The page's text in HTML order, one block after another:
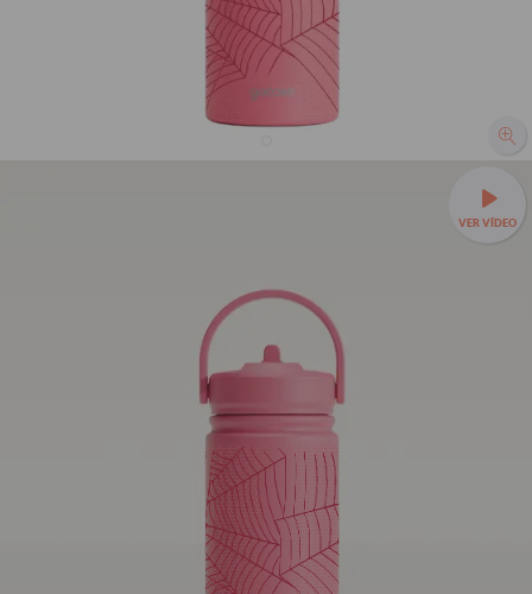
VER VÍDEO
3x de R$49,97 sem juros
avaliações
Leve sua bebida para todo lugar —
Garrafa Térmica Mini a
❄️Até 24h gelada e cabe em qualquer
350ml - Tampa com canudo
350ml - Tampa sem canudo
350ml - Tampa com canudo